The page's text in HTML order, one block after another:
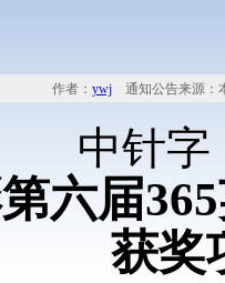
作者： ywj 通知公告来源：
中针字
六届
获奖